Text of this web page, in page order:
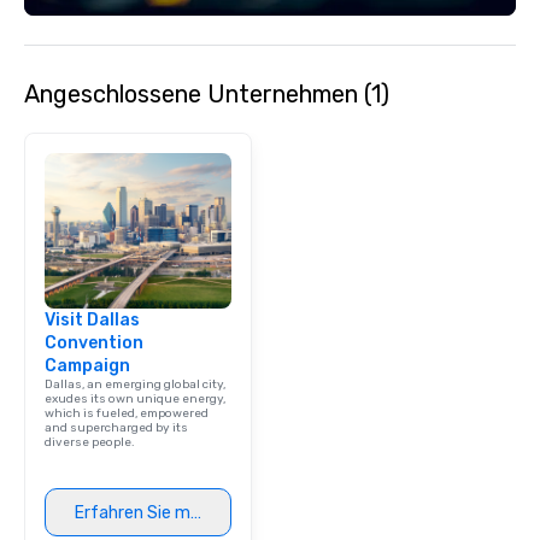
Angeschlossene Unternehmen (1)
Visit Dallas
Convention
Campaign
Dallas, an emerging global city,
exudes its own unique energy,
which is fueled, empowered
and supercharged by its
diverse people.
Erfahren Sie mehr